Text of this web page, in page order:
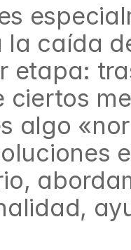
la caída
etapa:
ciertos
algo